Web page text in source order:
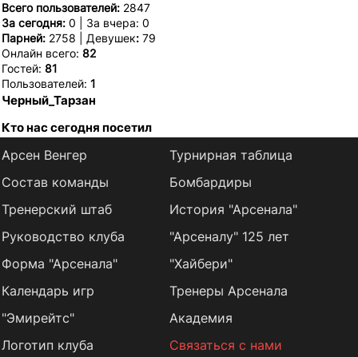
Всего пользователей: 2847
За сегодня: 0 | За вчера: 0
Парней: 2758 | Девушек: 79
Онлайн всего: 82
Гостей: 81
Пользователей: 1
Черный_Тарзан
Кто нас сегодня посетил
Арсен Венгер
Состав команды
Тренерский штаб
Руководство клуба
Форма "Арсенала"
Календарь игр
Турнирная таблица
Бомбардиры
История "Арсенала"
"Арсеналу" 125 лет
"Хайбери"
Тренеры Арсенала
"Эмирейтс"
Логотип клуба
Академия
Связаться с нами